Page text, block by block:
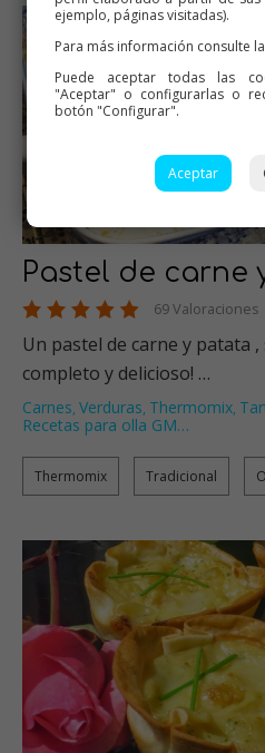
Pastel de carne
69 Valoraciones
Un pastel de carne y patata
completo y delicioso! …
Carnes, Verduras, Thermomix,
Recetas para olla GM…
Thermomix Tradicional
ejemplo, páginas visitadas).
Para más información consulte la
Puede aceptar todas las
"Aceptar" o configurarlas o
botón "Configurar".
Aceptar